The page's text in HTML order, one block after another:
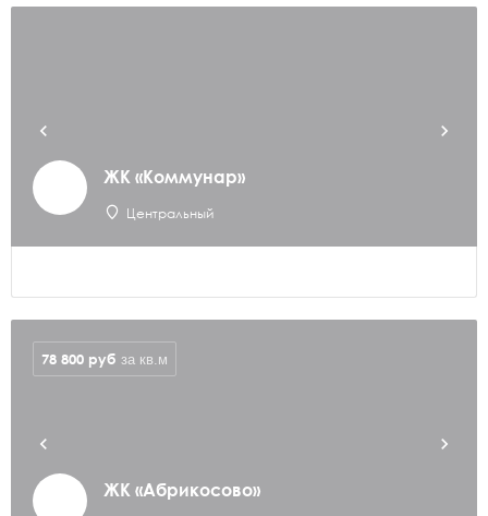
ЖК «Коммунар»
Центральный
ЖК «Абрикосово»
78 800 руб за кв.м